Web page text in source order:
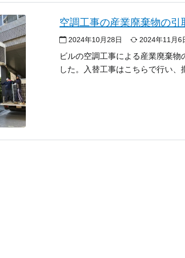
空調工事の産業廃棄物の引
2024年10月28日 2024年11月6
ビルの空調工事による産業廃棄物
した。入替工事はこちらで行い